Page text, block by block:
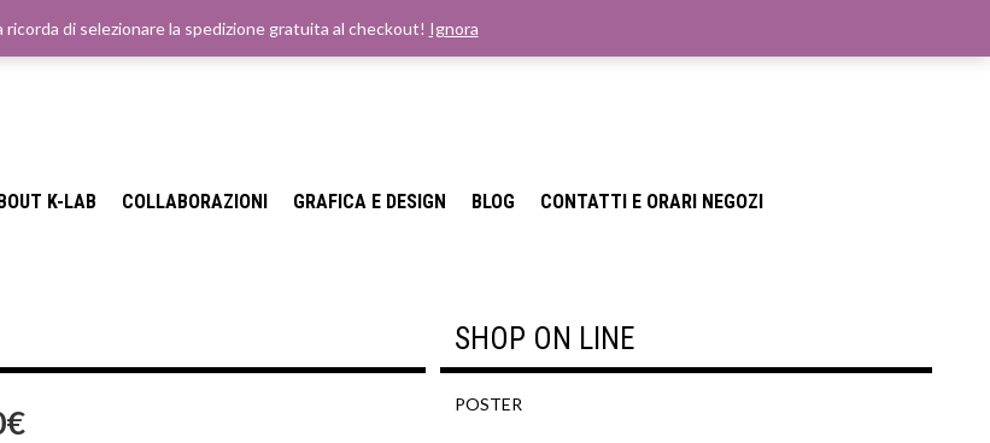
K-LAB COLLABORAZIONI GRAFICA E DESIGN BLOG CONTATTI E ORARI NEGOZI
€
SHOP ON LINE
POSTER
ricorda di selezionare la spedizione gratuita al checkout! Ignora